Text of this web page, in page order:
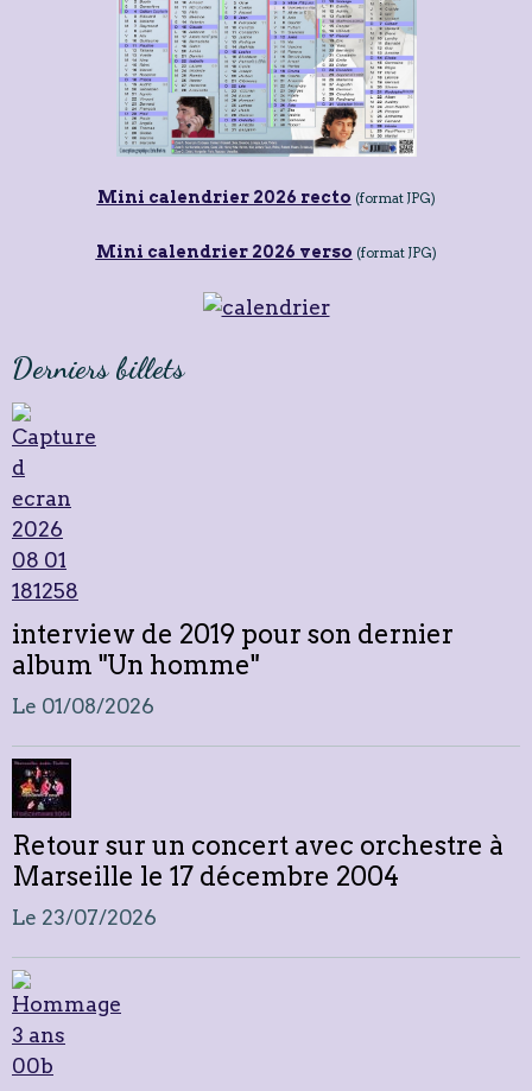
Mini calendrier 2026 recto (format JPG)
Mini calendrier 2026 verso (format JPG)
Derniers billets
interview de 2019 pour son dernier
album "Un homme"
Le 01/08/2026
Retour sur un concert avec orchestre à
Marseille le 17 décembre 2004
Le 23/07/2026